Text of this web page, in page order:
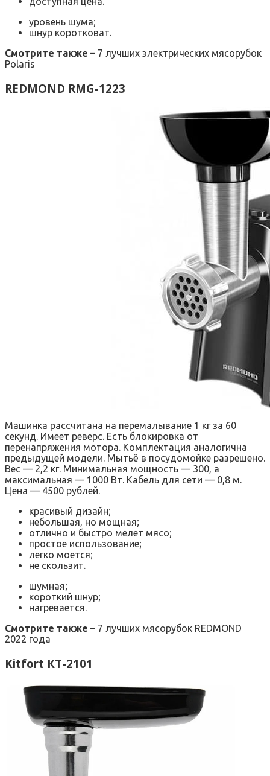
уровень шума;
шнур коротковат.
Смотрите также – 7 лучших электрических мясорубок
Polaris
REDMOND RMG-1223
Машинка рассчитана на перемалывание 1 кг за 60
секунд. Имеет реверс. Есть блокировка от
перенапряжения мотора. Комплектация аналогична
предыдущей модели. Мытьё в посудомойке разрешено.
Вес — 2,2 кг. Минимальная мощность — 300, а
максимальная — 1000 Вт. Кабель для сети — 0,8 м.
Цена — 4500 рублей.
красивый дизайн;
небольшая, но мощная;
отлично и быстро мелет мясо;
простое использование;
легко моется;
не скользит.
шумная;
короткий шнур;
нагревается.
Смотрите также – 7 лучших мясорубок REDMOND
2022 года
Kitfort КТ-2101